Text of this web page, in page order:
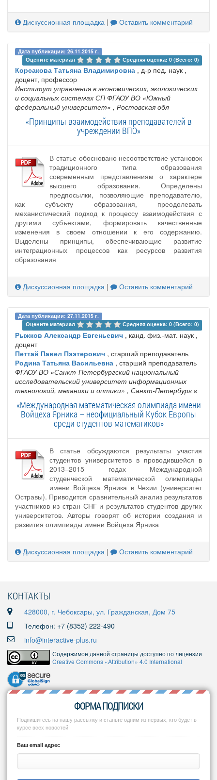
Дискуссионная площадка | Оставить комментарий
Дата публикации: 26.11.2015 г.
Оцените материал
Средняя оценка: 0 (Всего: 0)
Корсакова Татьяна Владимировна , д-р пед. наук ,
доцент, профессор
Институт управления в экономических, экологических
и социальных системах СП ФГАОУ ВО «Южный
федеральный университет» , Ростовская обл
«Принципы взаимодействия преподавателей в
учреждении ВПО»
В статье обосновано несоответствие установок
традиционного типа образования
современным представлениям о характере
высшего образования. Определены
предпосылки, позволяющие преподавателю,
как субъекту образования, преодолевать
механистический подход к процессу взаимодействия с
другими субъектами, формировать качественные
изменения в своем отношении к его содержанию.
Выделены принципы, обеспечивающие развитие
интеграционных процессов как ресурсов развития
образования
Дискуссионная площадка | Оставить комментарий
Дата публикации: 27.11.2015 г.
Оцените материал
Средняя оценка: 0 (Всего: 0)
Рыжков Александр Евгеньевич , канд. физ.-мат. наук ,
доцент
Петтай Павел Пээтерович , старший преподаватель
Родина Татьяна Васильевна , старший преподаватель
ФГАОУ ВО «Санкт-Петербургский национальный
исследовательский университет информационных
технологий, механики и оптики» , Санкт-Петербург г
«Международная математическая олимпиада имени
Войцеха Ярника – неофициальный Кубок Европы
среди студентов-математиков»
В статье обсуждаются результаты участия
студентов университетов в проводившейся в
2013–2015 годах Международной
студенческой математической олимпиады
имени Войцеха Ярника в Чехии (университет
Остравы). Приводится сравнительный анализ результатов
участников из стран СНГ и результатов студентов других
университетов. Авторы говорят об истории создания и
развития олимпиады имени Войцеха Ярника
Дискуссионная площадка | Оставить комментарий
КОНТАКТЫ
428000, г. Чебоксары, ул. Гражданская, Дом 75
Телефон: +7 (8352) 222-490
info@interactive-plus.ru
Содержимое данной страницы доступно по лицензии
Creative Commons «Attribution» 4.0 International
ФОРМА ПОДПИСКИ
Подпишитесь на нашу рассылку и станьте одним из первых, кто будет в
курсе всех новостей!
Ваш email адрес